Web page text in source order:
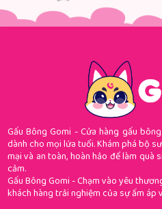
Gấu Bông Gomi - Cửa hàng gấu
dành cho mọi lứa tuổi. Khám phá bộ
mại và an toàn, hoàn hảo để làm quà
cảm.
Gấu Bông Gomi - Chạm vào yêu
khách hàng trải nghiệm của sự ấm áp